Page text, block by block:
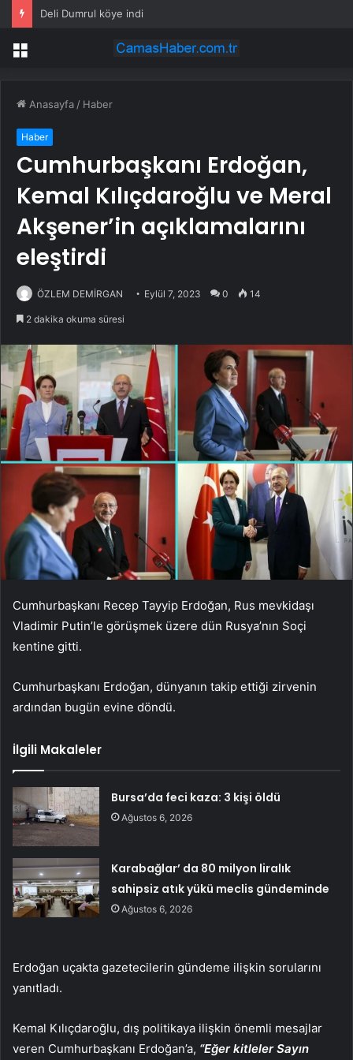
Deli Dumrul köye indi
Menü
Anasayfa / Haber
Haber
Cumhurbaşkanı Erdoğan,
Kemal Kılıçdaroğlu ve Meral
Akşener’in açıklamalarını
eleştirdi
ÖZLEM DEMİRGAN Eylül 7, 2023 0 14
2 dakika okuma süresi
Cumhurbaşkanı Recep Tayyip Erdoğan, Rus mevkidaşı
Vladimir Putin’le görüşmek üzere dün Rusya’nın Soçi
kentine gitti.
Cumhurbaşkanı Erdoğan, dünyanın takip ettiği zirvenin
ardından bugün evine döndü.
İlgili Makaleler
Bursa’da feci kaza: 3 kişi öldü
Ağustos 6, 2026
Karabağlar’ da 80 milyon liralık
sahipsiz atık yükü meclis gündeminde
Ağustos 6, 2026
Erdoğan uçakta gazetecilerin gündeme ilişkin sorularını
yanıtladı.
Kemal Kılıçdaroğlu, dış politikaya ilişkin önemli mesajlar
veren Cumhurbaşkanı Erdoğan’a, “Eğer kitleler Sayın